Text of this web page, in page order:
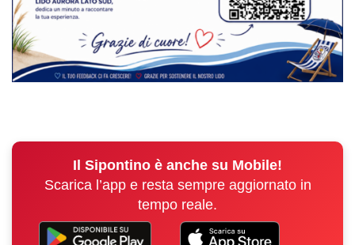
Il Sipontino è anche su Mobile!
Scarica l’app e resta sempre aggiornato in
tempo reale.